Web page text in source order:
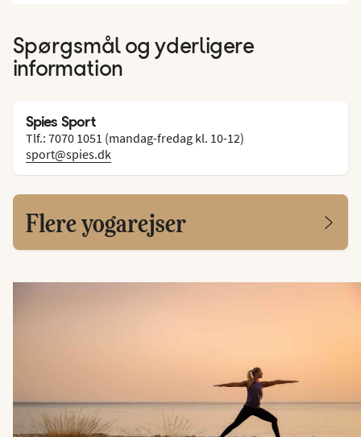
Spørgsmål og yderligere
information
Spies Sport
Tlf.: 7070 1051 (mandag-fredag kl. 10-12)
sport@spies.dk
Flere yogarejser